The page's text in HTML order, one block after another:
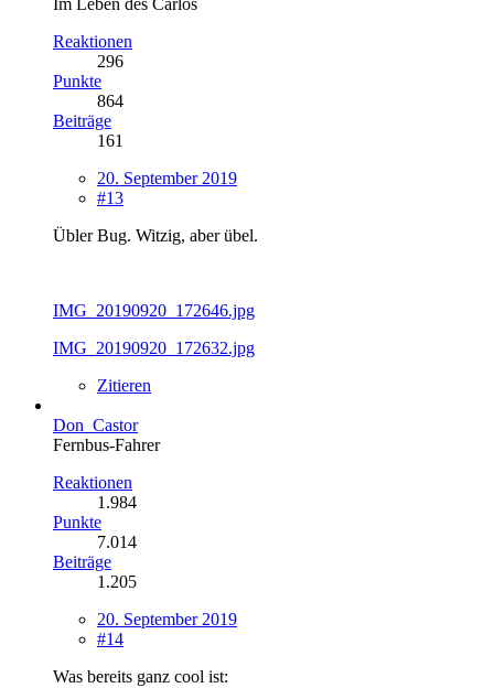
Im Leben des Carlos
Reaktionen
296
Punkte
864
Beiträge
161
20. September 2019
#13
Übler Bug. Witzig, aber übel.
IMG_20190920_172646.jpg
IMG_20190920_172632.jpg
Zitieren
Don_Castor
Fernbus-Fahrer
Reaktionen
1.984
Punkte
7.014
Beiträge
1.205
20. September 2019
#14
Was bereits ganz cool ist: